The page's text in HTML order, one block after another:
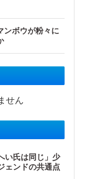
ンボウが粉々に
せん
い氏は同じ」少
ェンドの共通点